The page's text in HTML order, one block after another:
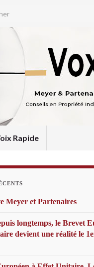
Rapide
Meyer et Partenaires
longtemps, le Brevet
devient une réalité le